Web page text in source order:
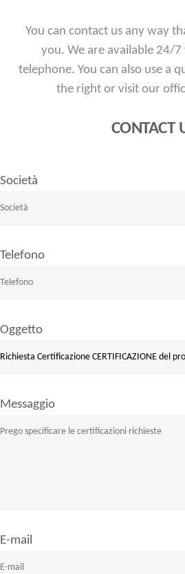
You can contact us any way
you. We are available 24/7
telephone. You can also use a
the right or visit our
CONTACT
Società
Telefono
Oggetto
Messaggio
E-mail